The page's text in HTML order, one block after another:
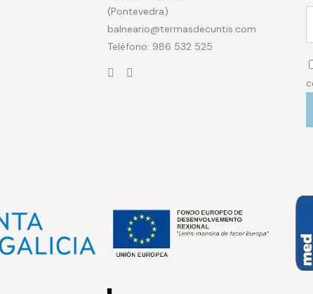
(Pontevedra)
balneario@termasdecuntis.com
Teléfono: 986 532 525